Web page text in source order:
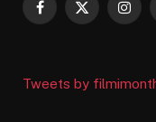
Facebook
X
Tweets by